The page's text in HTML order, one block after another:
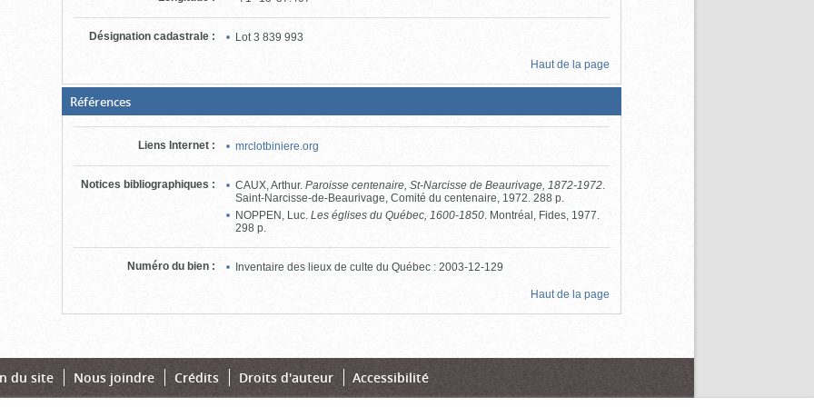
Désignation cadastrale : Lot3 839 993
Haut de la page
Références(Boite
fermée,
cliquer
pour
ouvrir)
Liens Internet : mrclotbiniere.org
Notices bibliographiques : CAUX, Arthur.Paroisse centenaire, St-Narcisse de Beaurivage, 1872-1972.
Saint-Narcisse-de-Beaurivage, Comité du centenaire, 1972. 288 p.
NOPPEN, Luc.Les églises du Québec, 1600-1850. Montréal, Fides, 1977.
298 p.
Numéro du bien : Inventaire des lieux de culte du Québec : 2003-12-129
Haut de la page
du site Nous joindre Crédits Droits d'auteur Accessibilité